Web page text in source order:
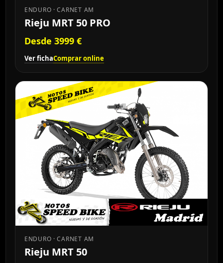
ENDURO · CARNET AM
Rieju MRT 50 PRO
Desde 3999 €
Ver fichaComprar online
ENDURO · CARNET AM
Rieju MRT 50